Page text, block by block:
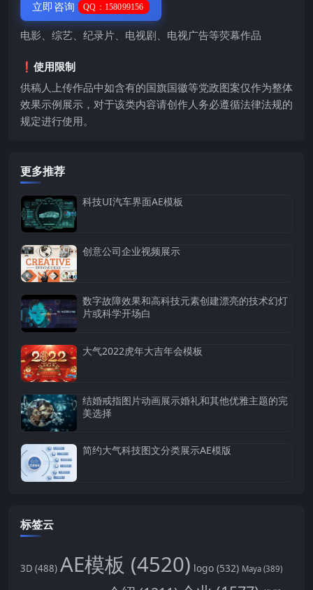
立即咨询 QQ：158099156
电影、综艺、纪录片、电视剧、电视广告等荧幕作品
❗️使用限制
供稿人上传作品中如含有的国旗国徽等党政图案仅作为整体
效果示例展示，对于该类内容请创作人务必遵循法律法规的
规定进行使用。
更多推荐
科技UI汽车界面AE模板
创意公司企业视频展示
数字故障效果和高科技元素创建漂亮的技术幻灯
片或科学开场白
大气2022虎年大吉年会模板
结婚戒指图片动画展示婚礼和其他优雅主题的完
美选择
简约大气科技图文分类展示AE模版
标签云
3D (488) AE模板 (4520) logo (532) Maya (389)